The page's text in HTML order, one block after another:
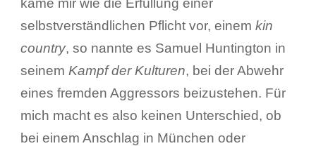
käme mir wie die Erfüllung einer
selbstverständlichen Pflicht vor, einem kin
country, so nannte es Samuel Huntington in
seinem Kampf der Kulturen, bei der Abwehr
eines fremden Aggressors beizustehen. Für
mich macht es also keinen Unterschied, ob
bei einem Anschlag in München oder